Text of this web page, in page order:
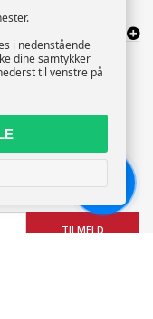
TILMELD
i nedenstående
dine samtykker
til venstre på